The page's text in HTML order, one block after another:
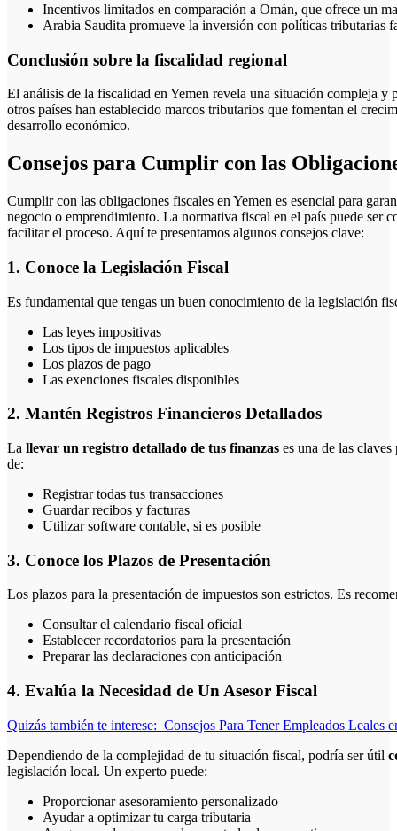
Incentivos limitados en comparación a Omán, que ofrece un
Arabia Saudita promueve la inversión con políticas tributarias
Conclusión sobre la fiscalidad regional
El análisis de la fiscalidad en Yemen revela una situación compleja
otros países han establecido marcos tributarios que fomentan el
desarrollo económico.
Consejos para Cumplir con las
Cumplir con las obligaciones fiscales en Yemen es esencial para
negocio o emprendimiento. La normativa fiscal en el país puede ser
facilitar el proceso. Aquí te presentamos algunos consejos clave:
1. Conoce la Legislación Fiscal
Es fundamental que tengas un buen conocimiento de la legislación
Las leyes impositivas
Los tipos de impuestos aplicables
Los plazos de pago
Las exenciones fiscales disponibles
2. Mantén Registros Financieros Detallados
La llevar un registro detallado de tus finanzas es una de las
de:
Registrar todas tus transacciones
Guardar recibos y facturas
Utilizar software contable, si es posible
3. Conoce los Plazos de Presentación
Los plazos para la presentación de impuestos son estrictos. Es
Consultar el calendario fiscal oficial
Establecer recordatorios para la presentación
Preparar las declaraciones con anticipación
4. Evalúa la Necesidad de Un Asesor Fiscal
Quizás también te interese: Consejos Para Tener Empleados Leales
Dependiendo de la complejidad de tu situación fiscal, podría ser útil
legislación local. Un experto puede:
Proporcionar asesoramiento personalizado
Ayudar a optimizar tu carga tributaria